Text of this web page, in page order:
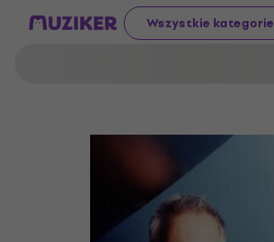
Wszystkie kategorie